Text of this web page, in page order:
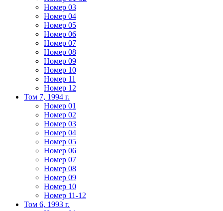
Номер 03
Номер 04
Номер 05
Номер 06
Номер 07
Номер 08
Номер 09
Номер 10
Номер 11
Номер 12
Том 7, 1994 г.
Номер 01
Номер 02
Номер 03
Номер 04
Номер 05
Номер 06
Номер 07
Номер 08
Номер 09
Номер 10
Номер 11-12
Том 6, 1993 г.